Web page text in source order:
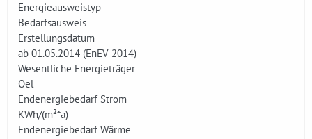
Energieausweistyp
Bedarfsausweis
Erstellungsdatum
ab 01.05.2014 (EnEV 2014)
Wesentliche Energieträger
Oel
Endenergiebedarf Strom
KWh/(m²*a)
Endenergiebedarf Wärme